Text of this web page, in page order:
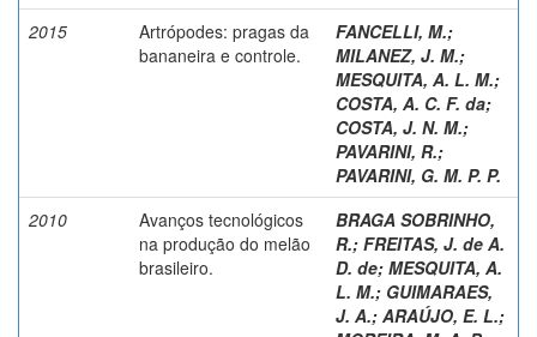
2015
Artrópodes: pragas da
bananeira e controle.
FANCELLI, M.;
MILANEZ, J. M.;
MESQUITA, A. L. M.;
COSTA, A. C. F. da;
COSTA, J. N. M.;
PAVARINI, R.;
PAVARINI, G. M. P. P.
2010
Avanços tecnológicos
na produção do melão
brasileiro.
BRAGA SOBRINHO,
R.; FREITAS, J. de A.
D. de; MESQUITA, A.
L. M.; GUIMARAES,
J. A.; ARAÚJO, E. L.;